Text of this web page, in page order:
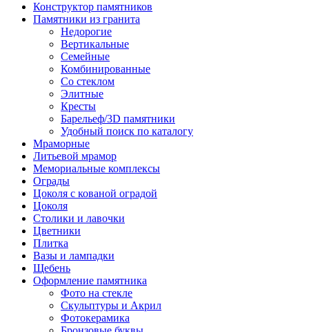
Конструктор памятников
Памятники из гранита
Недорогие
Вертикальные
Семейные
Комбинированные
Со стеклом
Элитные
Кресты
Барельеф/3D памятники
Удобный поиск по каталогу
Мраморные
Литьевой мрамор
Мемориальные комплексы
Ограды
Цоколя с кованой оградой
Цоколя
Столики и лавочки
Цветники
Плитка
Вазы и лампадки
Щебень
Оформление памятника
Фото на стекле
Скульптуры и Акрил
Фотокерамика